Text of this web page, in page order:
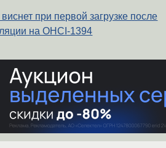
при первой загрузке после
на OHCI-1394